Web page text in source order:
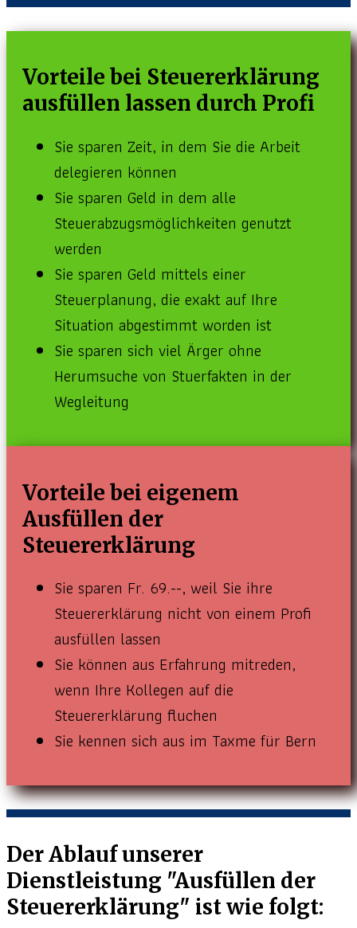
Vorteile bei Steuererklärung
ausfüllen lassen durch Profi
Sie sparen Zeit, in dem Sie die Arbeit
delegieren können
Sie sparen Geld in dem alle
Steuerabzugsmöglichkeiten genutzt
werden
Sie sparen Geld mittels einer
Steuerplanung, die exakt auf Ihre
Situation abgestimmt worden ist
Sie sparen sich viel Ärger ohne
Herumsuche von Stuerfakten in der
Wegleitung
Vorteile bei eigenem
Ausfüllen der
Steuererklärung
Sie sparen Fr. 69.--, weil Sie ihre
Steuererklärung nicht von einem Profi
ausfüllen lassen
Sie können aus Erfahrung mitreden,
wenn Ihre Kollegen auf die
Steuererklärung fluchen
Sie kennen sich aus im Taxme für Bern
Der Ablauf unserer
Dienstleistung "Ausfüllen der
Steuererklärung" ist wie folgt: